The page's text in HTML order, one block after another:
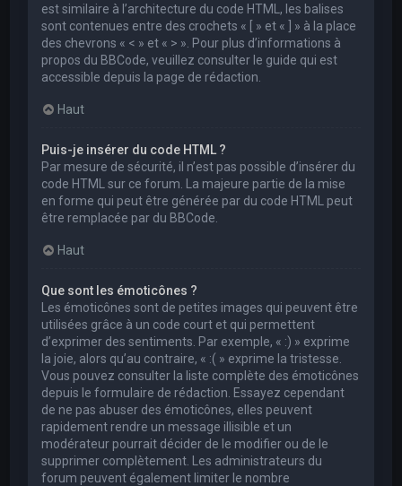
est similaire à l’architecture du code HTML, les balises
sont contenues entre des crochets « [ » et « ] » à la place
des chevrons « < » et « > ». Pour plus d’informations à
propos du BBCode, veuillez consulter le guide qui est
accessible depuis la page de rédaction.
Haut
Puis-je insérer du code HTML ?
Par mesure de sécurité, il n’est pas possible d’insérer du
code HTML sur ce forum. La majeure partie de la mise
en forme qui peut être générée par du code HTML peut
être remplacée par du BBCode.
Haut
Que sont les émoticônes ?
Les émoticônes sont de petites images qui peuvent être
utilisées grâce à un code court et qui permettent
d’exprimer des sentiments. Par exemple, « :) » exprime
la joie, alors qu’au contraire, « :( » exprime la tristesse.
Vous pouvez consulter la liste complète des émoticônes
depuis le formulaire de rédaction. Essayez cependant
de ne pas abuser des émoticônes, elles peuvent
rapidement rendre un message illisible et un
modérateur pourrait décider de le modifier ou de le
supprimer complètement. Les administrateurs du
forum peuvent également limiter le nombre